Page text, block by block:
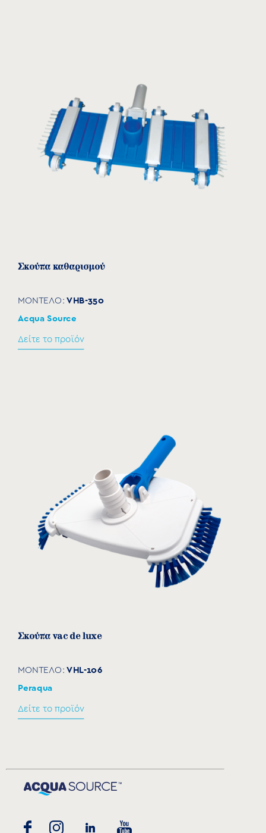
Σκούπα καθαρισμού
ΜΟΝΤΕΛΟ:VHB-350
Acqua Source
Δείτε το προϊόν
Σκούπα vac de luxe
ΜΟΝΤΕΛΟ:VHL-106
Peraqua
Δείτε το προϊόν